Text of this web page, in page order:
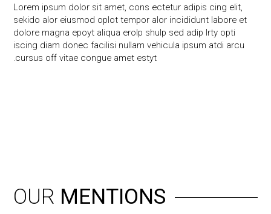
Lorem ipsum dolor sit amet, cons ectetur adipis cing elit,
sekido alor eiusmod oplot tempor alor incididunt labore et
dolore magna epoyt aliqua erolp shulp sed adip lrty opti
iscing diam donec facilisi nullam vehicula ipsum atdi arcu
cursus off vitae congue amet estyt.
OUR MENTIONS